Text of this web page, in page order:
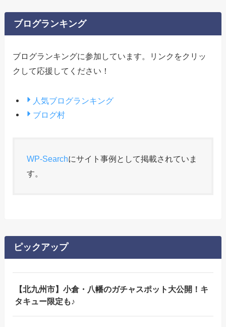
ブログランキング
ブログランキングに参加しています。リンクをクリッ
クして応援してください！
人気ブログランキング
ブログ村
WP-Searchにサイト事例として掲載されていま
す。
ピックアップ
【北九州市】小倉・八幡のガチャスポット大公開！キ
タキュー限定も♪